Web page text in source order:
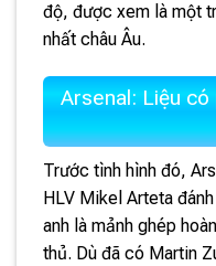
độ, được xem là một
nhất châu Âu.
Arsenal: Liệu
Trước tình hình đó,
HLV Mikel Arteta
anh là mảnh ghép
thủ. Dù đã có Martin